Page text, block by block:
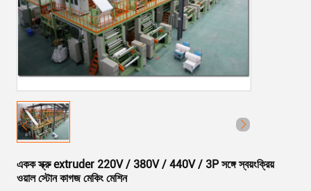
একক স্ক্রু extruder 220V / 380V / 440V / 3P সঙ্গে স্বয়ংক্রিয়
ওয়াল স্টোন কাগজ মেকিং মেশিন